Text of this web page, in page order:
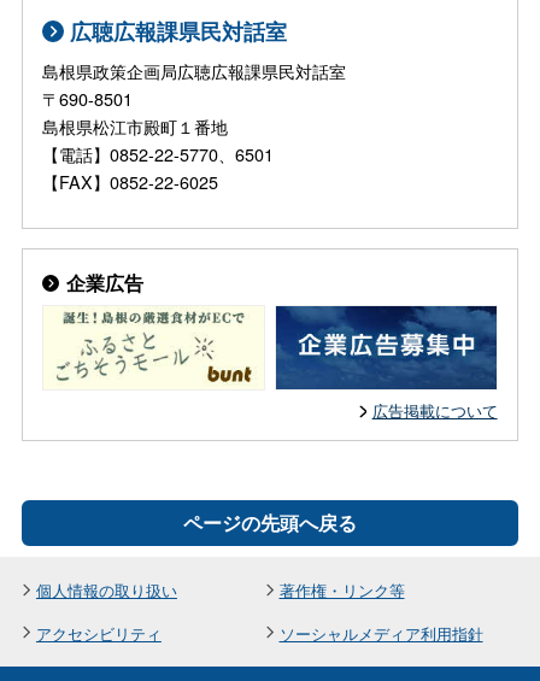
広聴広報課県民対話室
島根県政策企画局広聴広報課県民対話室
〒690-8501
島根県松江市殿町１番地
【電話】0852-22-5770、6501
【FAX】0852-22-6025
企業広告
広告掲載について
ページの先頭へ戻る
個人情報の取り扱い
著作権・リンク等
アクセシビリティ
ソーシャルメディア利用指針